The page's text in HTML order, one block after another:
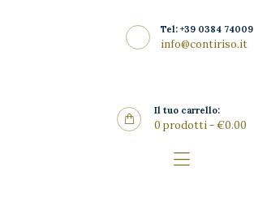
Tel: +39 0384 74009
info@contiriso.it
Il tuo carrello:
0 prodotti-€0.00
CONTIRISO
Punto Vendita